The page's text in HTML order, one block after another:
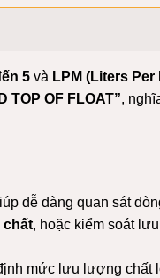
5 và LPM (Liters
TOP OF FLOAT”,
dễ dàng quan sát
chất, hoặc kiểm soát
mức lưu lượng chất